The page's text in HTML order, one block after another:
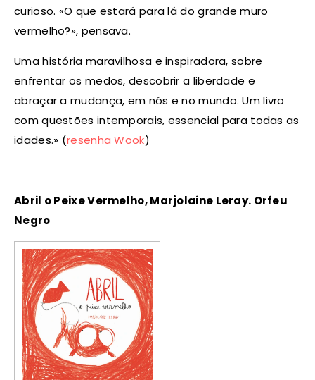
curioso. «O que estará para lá do grande muro
vermelho?», pensava.
Uma história maravilhosa e inspiradora, sobre
enfrentar os medos, descobrir a liberdade e
abraçar a mudança, em nós e no mundo. Um livro
com questões intemporais, essencial para todas as
idades.» (resenha Wook)
Abril o Peixe Vermelho, Marjolaine Leray. Orfeu
Negro